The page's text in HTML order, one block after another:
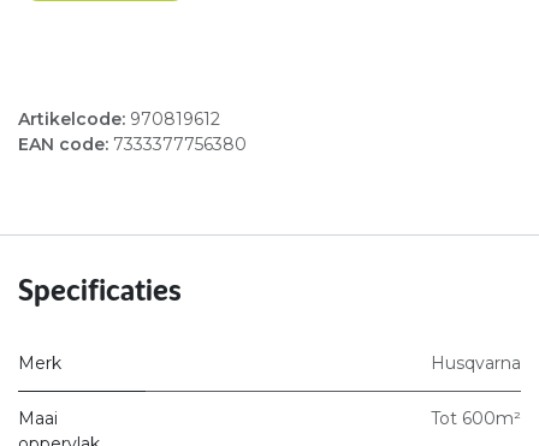
Artikelcode: 970819612
EAN code: 7333377756380
Specificaties
Merk Husqvarna
Maai
Tot 600m²